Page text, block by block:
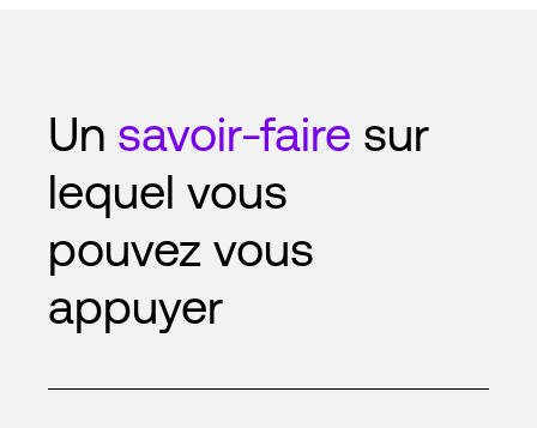
Un savoir-faire sur
lequel vous
pouvez vous
appuyer